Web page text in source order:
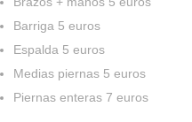
Barriga 5 euros
Espalda 5 euros
Medias piernas 5 euros
Piernas enteras 7 euros